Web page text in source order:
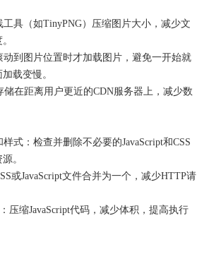
具（如TinyPNG）压缩图片大小，减少文
动到图片位置时才加载图片，避免一开始就
载变慢。
储在距离用户更近的CDN服务器上，减少数
式：检查并删除不必要的JavaScript和CSS
。
或JavaScript文件合并为一个，减少HTTP请
压缩JavaScript代码，减少体积，提高执行